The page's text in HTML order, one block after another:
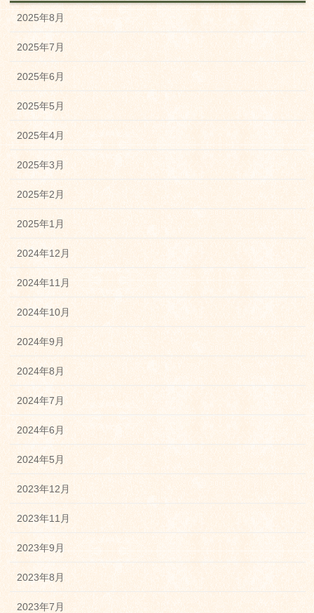
2025年8月
2025年7月
2025年6月
2025年5月
2025年4月
2025年3月
2025年2月
2025年1月
2024年12月
2024年11月
2024年10月
2024年9月
2024年8月
2024年7月
2024年6月
2024年5月
2023年12月
2023年11月
2023年9月
2023年8月
2023年7月